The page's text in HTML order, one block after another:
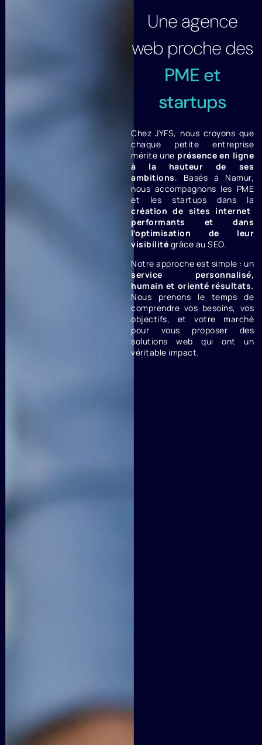
Une agence
web proche des
PME et
startups
Chez JYFS, nous croyons que
chaque petite entreprise
mérite une présence en ligne
à la hauteur de ses
ambitions. Basés à Namur,
nous accompagnons les PME
et les startups dans la
création de sites internet
performants et dans
l’optimisation de leur
visibilité grâce au SEO.
Notre approche est simple : un
service personnalisé,
humain et orienté résultats.
Nous prenons le temps de
comprendre vos besoins, vos
objectifs, et votre marché
pour vous proposer des
solutions web qui ont un
véritable impact.